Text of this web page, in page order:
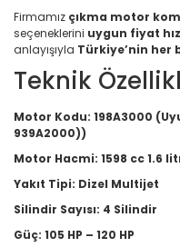
Firmamız çıkma motor
seçeneklerini uygun fiyat
anlayışıyla Türkiye’nin her
Teknik
Motor Kodu: 198A3000
939A2000))
Motor Hacmi: 1598 cc 1.6
Yakıt Tipi: Dizel Multijet
Silindir Sayısı: 4 Silindir
Güç: 105 HP – 120 HP